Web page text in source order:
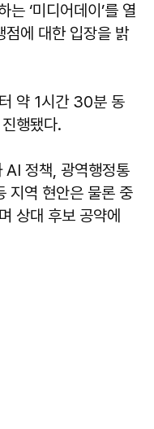
는 ‘미디어데이’를 열
점에 대한 입장을 밝
약 1시간 30분 동
행됐다.
AI 정책, 광역행정통
지역 현안은 물론 중
상대 후보 공약에